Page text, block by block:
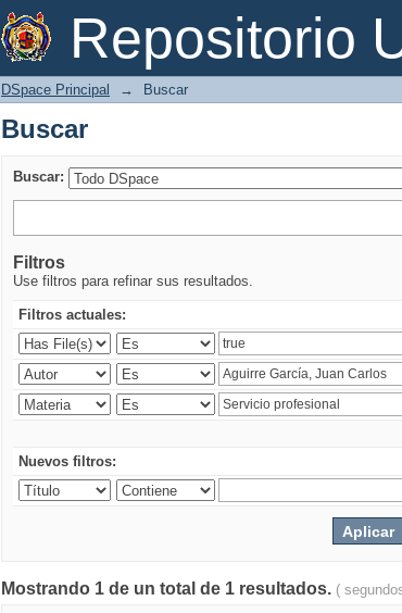
Repositorio
Buscar
DSpace Principal → Buscar
Buscar
Buscar:
Filtros
Use filtros para refinar sus resultados.
Filtros actuales:
Nuevos filtros:
Mostrando 1 de un total de 1 resultados. (